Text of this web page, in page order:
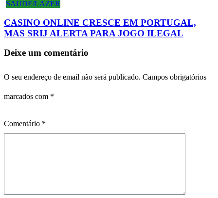
SAÚDE/LAZER
CASINO ONLINE CRESCE EM PORTUGAL,
MAS SRIJ ALERTA PARA JOGO ILEGAL
Deixe um comentário
O seu endereço de email não será publicado. Campos obrigatórios
marcados com *
Comentário *